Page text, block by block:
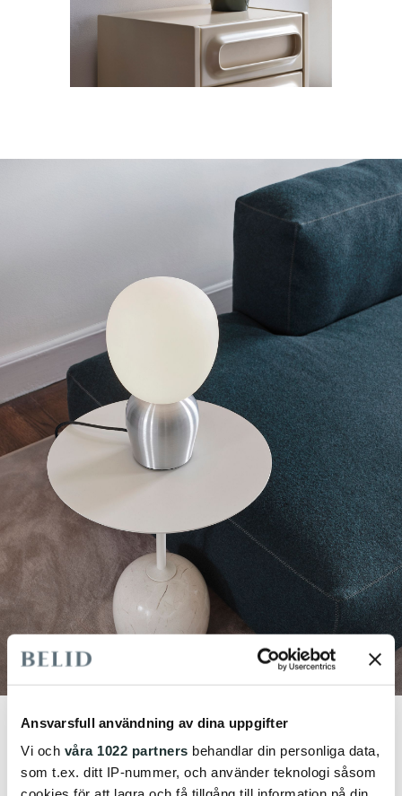
Ansvarsfull användning av dina uppgifter
Vi och våra 1022 partners behandlar din personliga data,
som t.ex. ditt IP-nummer, och använder teknologi såsom